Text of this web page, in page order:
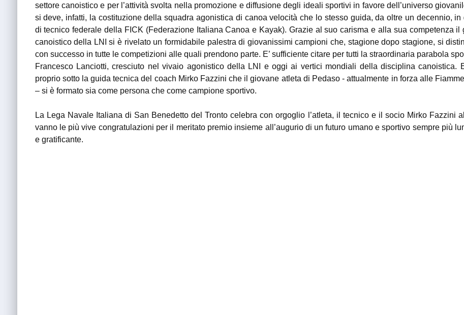
settore canoistico e per l’attività svolta nella promozione e diffusione degli ideali sportivi in favore dell’universo
si deve, infatti, la costituzione della squadra agonistica di canoa velocità che lo stesso guida, da oltre un decennio, in
di tecnico federale della FICK (Federazione Italiana Canoa e Kayak). Grazie al suo carisma e alla sua competenza il
canoistico della LNI si è rivelato un formidabile palestra di giovanissimi campioni che, stagione dopo stagione, si
con successo in tutte le competizioni alle quali prendono parte. E’ sufficiente citare per tutti la straordinaria parabola
Francesco Lanciotti, cresciuto nel vivaio agonistico della LNI e oggi ai vertici mondiali della disciplina canoistica.
proprio sotto la guida tecnica del coach Mirko Fazzini che il giovane atleta di Pedaso - attualmente in forza alle
– si è formato sia come persona che come campione sportivo.
La Lega Navale Italiana di San Benedetto del Tronto celebra con orgoglio l’atleta, il tecnico e il socio Mirko Fazzini
vanno le più vive congratulazioni per il meritato premio insieme all’augurio di un futuro umano e sportivo sempre più
e gratificante.